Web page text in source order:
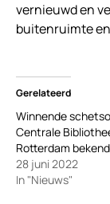
vernieuwd en
buitenruimte
Gerelateerd
Winnende
Centrale
Rotterdam bekend
28 juni 2022
In "Nieuws"